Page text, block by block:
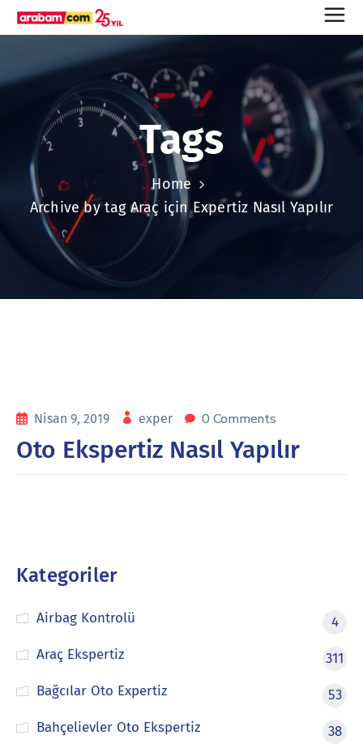
Tags
Home
Archive by tag Araç için Expertiz Nasıl Yapılır
Nisan 9, 2019 exper 0 Comments
Oto Ekspertiz Nasıl Yapılır
Kategoriler
Airbag Kontrolü
4
Araç Ekspertiz
311
Bağcılar Oto Expertiz
53
Bahçelievler Oto Ekspertiz
38